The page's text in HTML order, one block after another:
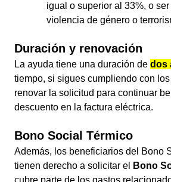
igual o superior al 33%, o
violencia de género o
Duración y renovación
La ayuda tiene una duración de dos
tiempo, si sigues cumpliendo con
renovar la solicitud para continuar
descuento en la factura eléctrica.
Bono Social Térmico
Además, los beneficiarios del Bono
tienen derecho a solicitar el
Bono